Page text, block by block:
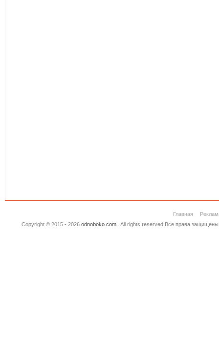
Главная
Copyright © 2015 - 2026 odnoboko.com. All rights reserved.Все права защищены.